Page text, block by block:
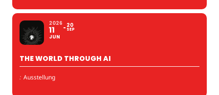
2026
11
JUN
20
SEP
THE WORLD THROUGH AI
: Ausstellung